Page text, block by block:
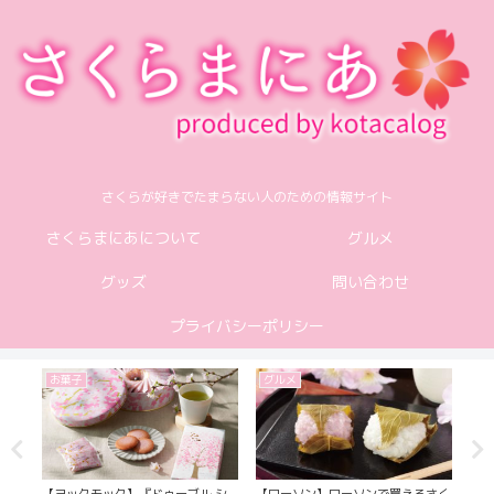
さくらが好きでたまらない人のための情報サイト
さくらまにあについて グルメ
グッズ 問い合わせ
プライバシーポリシー
お菓子 グルメ